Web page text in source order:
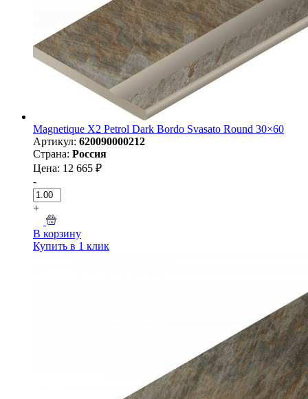
Magnetique X2 Petrol Dark Bordo Svasato Round 30×60
Артикул: 620090000212
Страна: Россия
Цена: 12 665 ₽
-
+
В корзину
Купить в 1 клик